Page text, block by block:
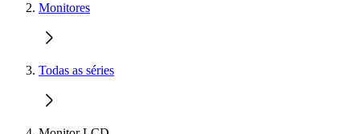
Monitores
Todas as séries